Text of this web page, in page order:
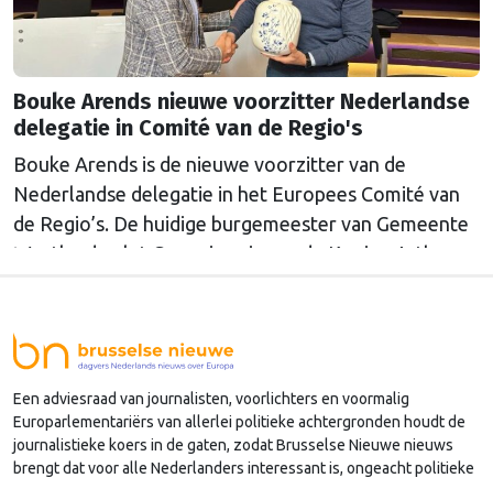
Bouke Arends nieuwe voorzitter Nederlandse
delegatie in Comité van de Regio's
Bouke Arends is de nieuwe voorzitter van de
Nederlandse delegatie in het Europees Comité van
de Regio’s. De huidige burgemeester van Gemeente
Westland volgt Commissaris van de Koning Arthur
Nederlandse regio’s behoorlijk succesvol in hun
lobby in Brussel, en dat komt vooral omdat …
Continued
Een adviesraad van journalisten, voorlichters en voormalig
Europarlementariërs van allerlei politieke achtergronden houdt de
journalistieke koers in de gaten, zodat Brusselse Nieuwe nieuws
brengt dat voor alle Nederlanders interessant is, ongeacht politieke